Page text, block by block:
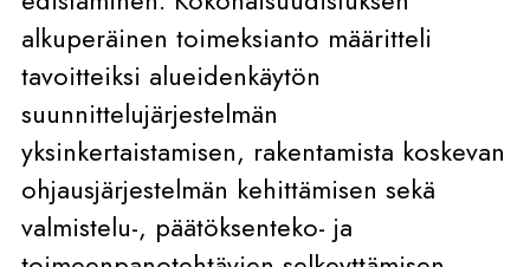
alkuperäinen toimeksianto määritteli
tavoitteiksi alueidenkäytön
suunnittelujärjestelmän
yksinkertaistamisen, rakentamista koskevan
ohjausjärjestelmän kehittämisen sekä
valmistelu-, päätöksenteko- ja